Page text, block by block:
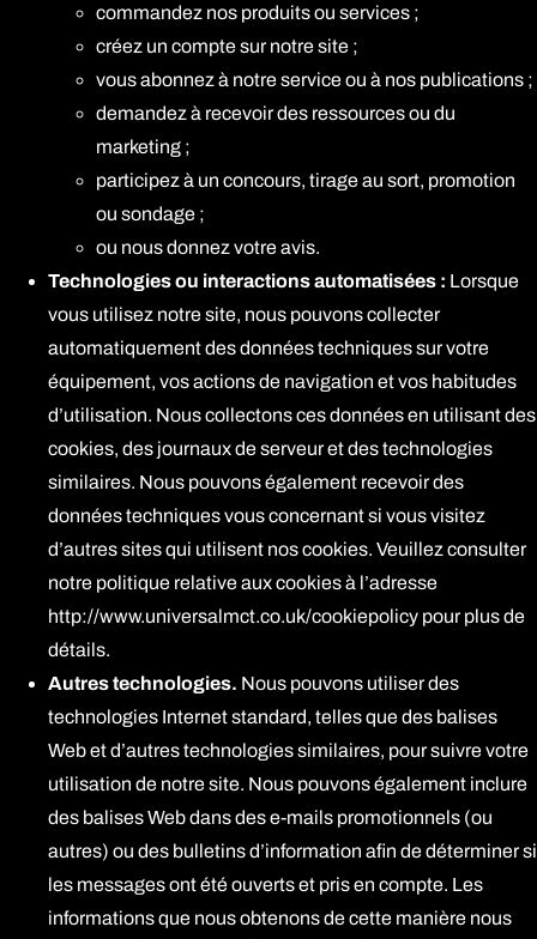
commandez nos produits ou services ;
créez un compte sur notre site ;
vous abonnez à notre service ou à nos publications ;
demandez à recevoir des ressources ou du
marketing ;
participez à un concours, tirage au sort, promotion
ou sondage ;
ou nous donnez votre avis.
Technologies ou interactions automatisées : Lorsque
vous utilisez notre site, nous pouvons collecter
automatiquement des données techniques sur votre
équipement, vos actions de navigation et vos habitudes
d’utilisation. Nous collectons ces données en utilisant des
cookies, des journaux de serveur et des technologies
similaires. Nous pouvons également recevoir des
données techniques vous concernant si vous visitez
d’autres sites qui utilisent nos cookies. Veuillez consulter
notre politique relative aux cookies à l’adresse
http://www.universalmct.co.uk/cookiepolicy pour plus de
détails.
Autres technologies. Nous pouvons utiliser des
technologies Internet standard, telles que des balises
Web et d’autres technologies similaires, pour suivre votre
utilisation de notre site. Nous pouvons également inclure
des balises Web dans des e-mails promotionnels (ou
autres) ou des bulletins d’information afin de déterminer si
les messages ont été ouverts et pris en compte. Les
informations que nous obtenons de cette manière nous